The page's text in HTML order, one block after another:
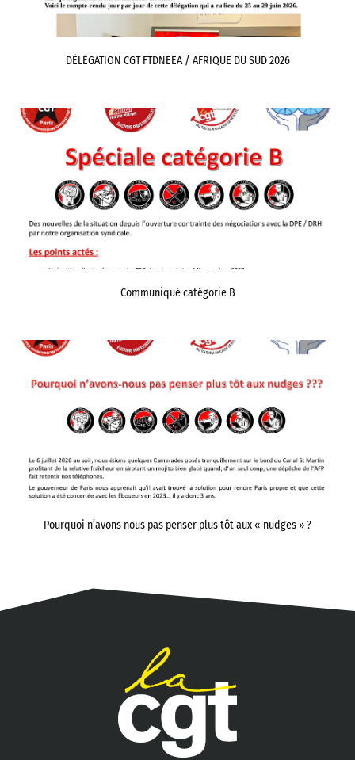
DÉLÉGATION CGT FTDNEEA / AFRIQUE DU SUD 2026
Communiqué catégorie B
Pourquoi n’avons nous pas penser plus tôt aux « nudges » ?